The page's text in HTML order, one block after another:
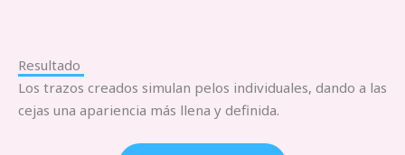
Resultado
Los trazos creados simulan pelos individuales, dando a las
cejas una apariencia más llena y definida.